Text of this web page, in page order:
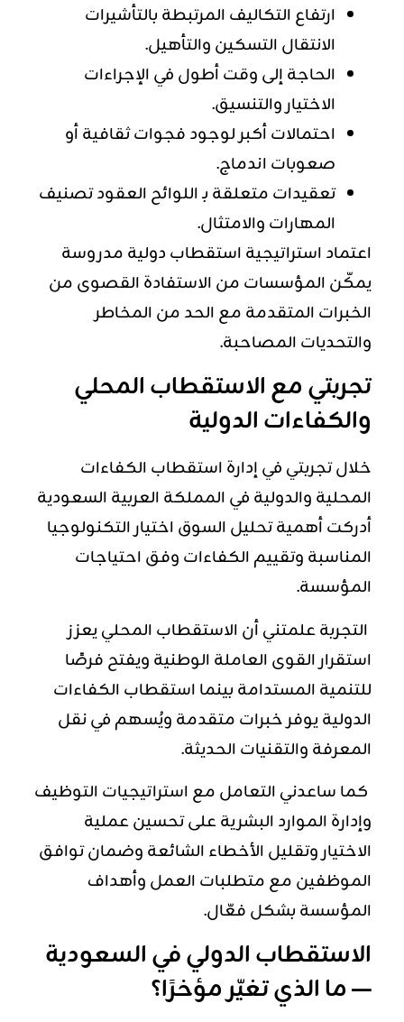
ارتفاع التكاليف المرتبطة بالتأشيرات
الانتقال التسكين والتأهيل.
الحاجة إلى وقت أطول في الإجراءات
الاختيار والتنسيق.
احتمالات أكبر لوجود فجوات ثقافية أو
صعوبات اندماج.
تعقيدات متعلقة بـ اللوائح العقود تصنيف
المهارات والامتثال.
اعتماد استراتيجية استقطاب دولية مدروسة
يمكّن المؤسسات من الاستفادة القصوى من
الخبرات المتقدمة مع الحد من المخاطر
والتحديات المصاحبة.
تجربتي مع الاستقطاب المحلي
والكفاءات الدولية
خلال تجربتي في إدارة استقطاب الكفاءات
المحلية والدولية في المملكة العربية السعودية
أدركت أهمية تحليل السوق اختيار التكنولوجيا
المناسبة وتقييم الكفاءات وفق احتياجات
المؤسسة.
التجربة علمتني أن الاستقطاب المحلي يعزز
استقرار القوى العاملة الوطنية ويفتح فرصًا
للتنمية المستدامة بينما استقطاب الكفاءات
الدولية يوفر خبرات متقدمة ويُسهم في نقل
المعرفة والتقنيات الحديثة.
كما ساعدني التعامل مع استراتيجياتالتوظيف
وإدارة الموارد البشرية على تحسين عملية
الاختيار وتقليل الأخطاء الشائعة وضمان توافق
الموظفين مع متطلبات العمل وأهداف
المؤسسة بشكل فعّال.
الاستقطاب الدولي في السعودية
— ما الذي تغيّر مؤخرًا؟